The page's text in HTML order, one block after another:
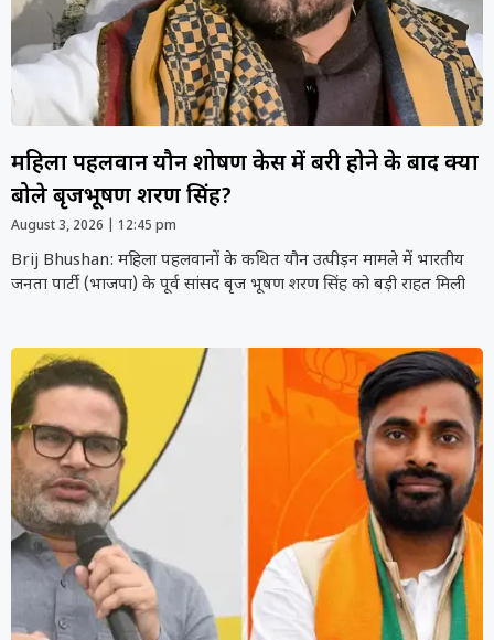
महिला पहलवान यौन शोषण केस में बरी होने के बाद क्या
बोले बृजभूषण शरण सिंह?
August 3, 2026 12:45 pm
Brij Bhushan: महिला पहलवानों के कथित यौन उत्पीड़न मामले में भारतीय
जनता पार्टी (भाजपा) के पूर्व सांसद बृज भूषण शरण सिंह को बड़ी राहत मिली